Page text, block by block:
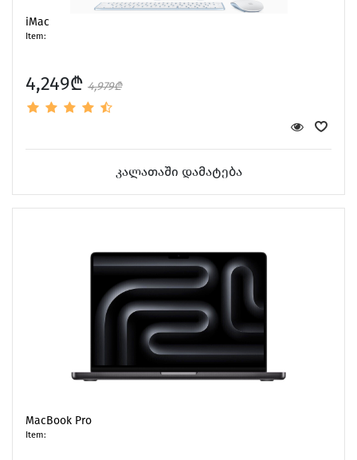
iMac
Item:
4,249₾ 4,979₾
კალათაში დამატება
MacBook Pro
Item: